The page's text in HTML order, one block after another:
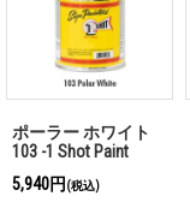
ポーラー ホワイト
103 -1 Shot Paint
237ml
5,940円 (税込)